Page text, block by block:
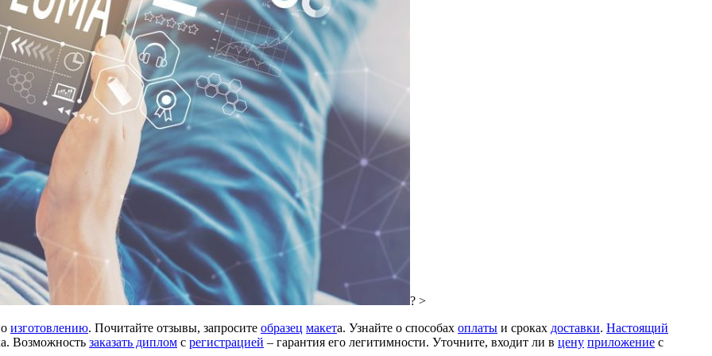
? >
изготовлению. Почитайте отзывы, запросите образец макета. Узнайте о способах оплаты и сроках доставки. Настоящий
Возможность заказать диплом с регистрацией – гарантия его легитимности. Уточните, входит ли в цену приложение с